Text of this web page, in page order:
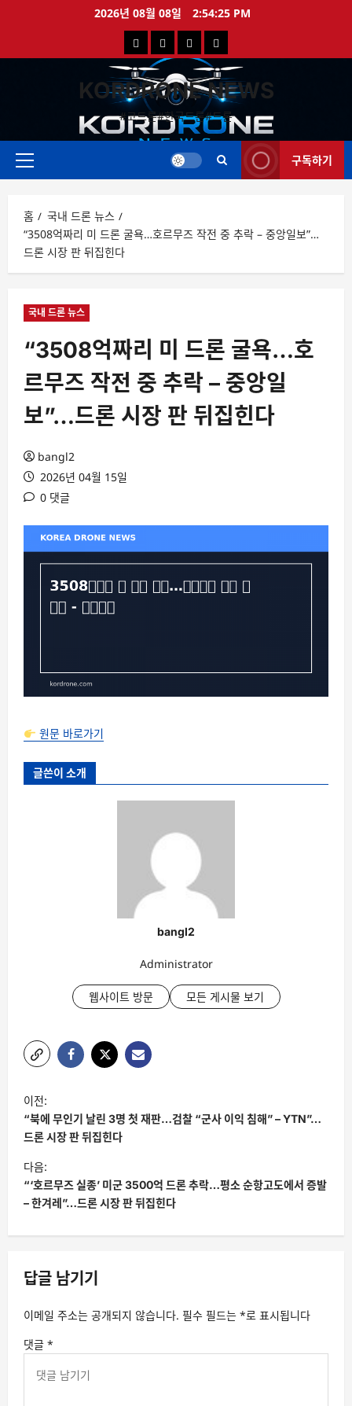
로
2026년 08월 08일 2:54:26 PM
국
내
드
론
뉴
해
외
드
론
뉴
드
영
상
드
론
특
가
KORDRONE NEWS
#코드론#한국드론#드론
주
구독하기
홈
국내 드론 뉴스
“3508억짜리 미 드론 굴욕…호르무즈 작전 중 추락 – 중앙일보”…
드론 시장 판 뒤집힌다
국내 드론 뉴스
“3508억짜리 미 드론 굴욕…호
르무즈 작전 중 추락 – 중앙일
보”…드론 시장 판 뒤집힌다
bangl2
2026년 04월 15일
0 댓글
원문 바로가기
글쓴이 소개
bangl2
Administrator
웹사이트 방문 모든 게시물 보기
글
탐
색
이전:
“북에 무인기 날린 3명 첫 재판…검찰 “군사 이익 침해” – YTN”…
드론 시장 판 뒤집힌다
다음:
“‘호르무즈 실종’ 미군 3500억 드론 추락…평소 순항고도에서 증발
– 한겨레”…드론 시장 판 뒤집힌다
답글 남기기
이메일 주소는 공개되지 않습니다. 필수 필드는 *로 표시됩니다
댓글 *